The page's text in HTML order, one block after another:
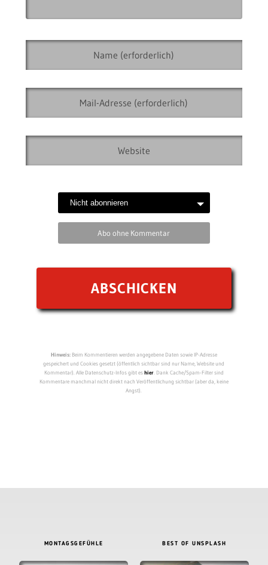
Abo ohne Kommentar
Hinweis:Beim Kommentieren werden angegebene Daten sowie IP-Adresse
gespeichert und Cookies gesetzt (öffentlich sichtbar sind nur Name, Website und
Kommentar). Alle Datenschutz-Infos gibt eshier. Dank Cache/Spam-Filter sind
Kommentare manchmal nicht direkt nach Veröffentlichung sichtbar (aber da, keine
Angst).
MONTAGSGEFÜHLE BEST OF UNSPLASH